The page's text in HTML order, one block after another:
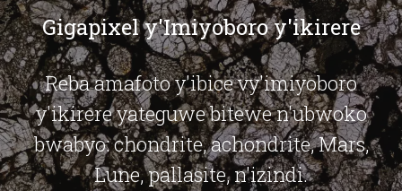
Gigapixel y'Imiyoboro y'ikirere
Reba amafoto y'ibice vy'imiyoboro
y'ikirere yateguwe bitewe n'ubwoko
bwabyo: chondrite, achondrite, Mars,
Lune, pallasite, n'izindi.